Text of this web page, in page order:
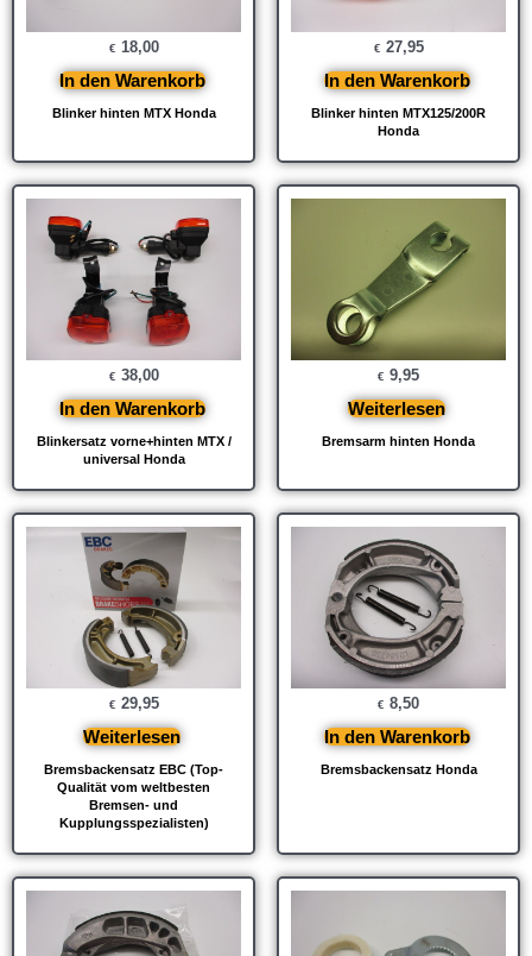
Blinker hinten MTX Honda
€ 18,00
In den Warenkorb
Blinker hinten MTX125/200R
Honda
€ 27,95
In den Warenkorb
Blinkersatz vorne+hinten MTX /
universal Honda
€ 38,00
In den Warenkorb
Bremsarm hinten Honda
€ 9,95
Weiterlesen
Bremsbackensatz EBC (Top-
Qualität vom weltbesten
Bremsen- und
Kupplungsspezialisten)
€ 29,95
Weiterlesen
Bremsbackensatz Honda
€ 8,50
In den Warenkorb